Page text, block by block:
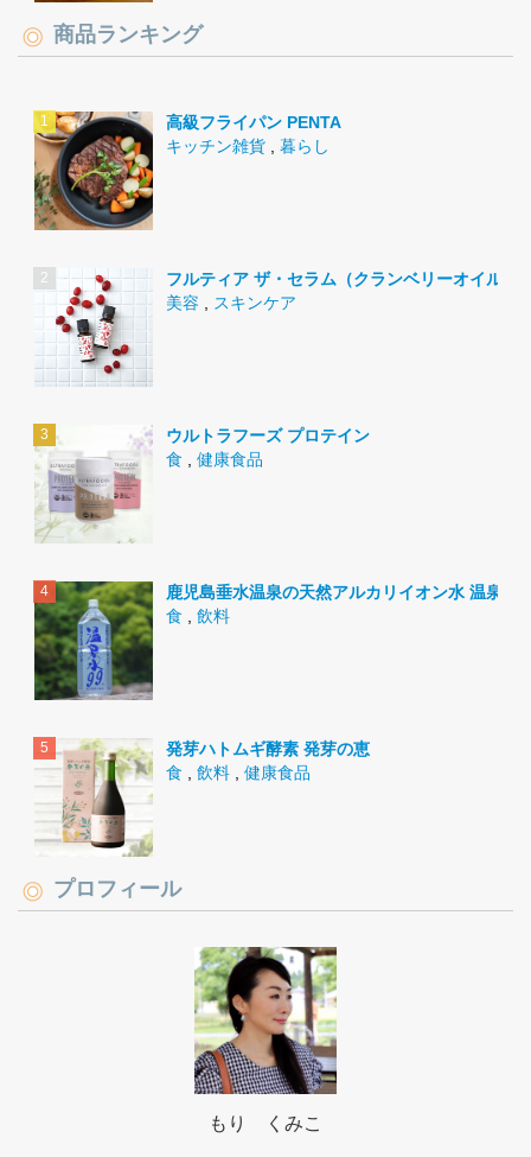
商品ランキング
高級フライパン PENTA
キッチン雑貨
暮らし
フルティア ザ・セラム（クランベリーオイル）
美容
スキンケア
ウルトラフーズ プロテイン
食
健康食品
鹿児島垂水温泉の天然アルカリイオン水 温泉水
食
飲料
発芽ハトムギ酵素 発芽の恵
食
飲料 健康食品
プロフィール
もり くみこ